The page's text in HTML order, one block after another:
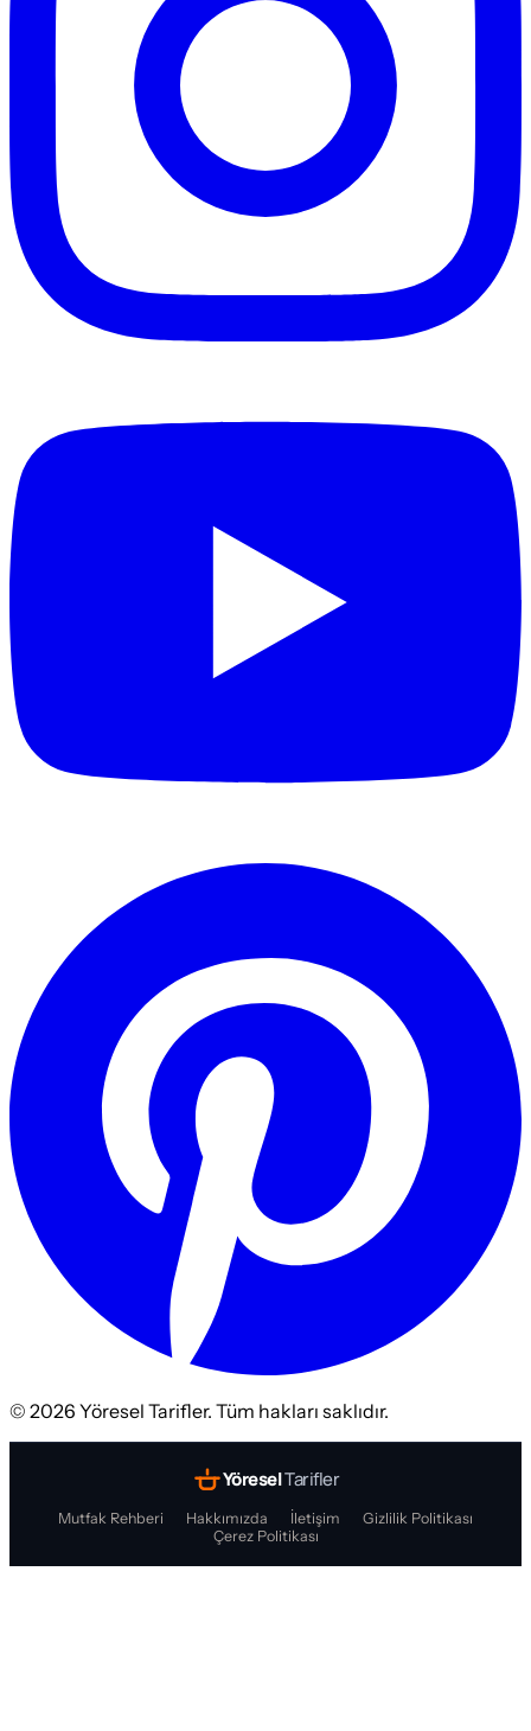
© 2026 Yöresel Tarifler. Tüm hakları saklıdır.
YöreselTarifler
Mutfak Rehberi Hakkımızda İletişim
Gizlilik Politikası
Çerez Politikası